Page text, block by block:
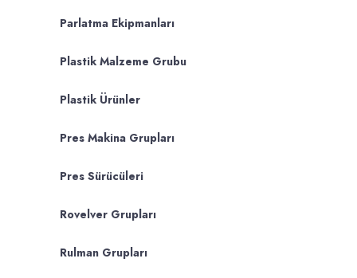
Parlatma Ekipmanları
Plastik Malzeme Grubu
Plastik Ürünler
Pres Makina Grupları
Pres Sürücüleri
Rovelver Grupları
Rulman Grupları